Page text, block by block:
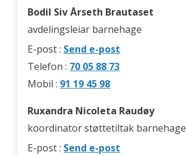
Bodil Siv Årseth Brautaset
avdelingsleiar barnehage
E-post Send e-post
Brautaset
Telefon 70 05 88 73
Mobil 91 19 45 98
Ruxandra Nicoleta Raudøy
koordinator støttetiltak barnehage
E-post Send e-post